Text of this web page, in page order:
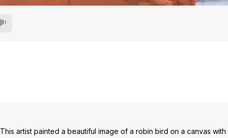
This artist painted a beautiful image of a robin bird on a canvas